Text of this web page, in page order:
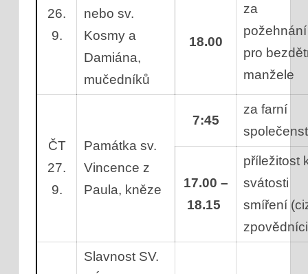
26.
9.
nebo sv.
Kosmy a
Damiána,
mučedníků
18.00
za
požehnání
pro
manžele
ČT
27.
9.
Památka sv.
Vincence z
Paula, kněze
7:45
za farní
17.00 –
18.15
příležitost
svátosti
smíření
Slavnost SV.